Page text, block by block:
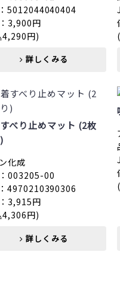
5012044040404
3,900円
4,290円)
詳しくみる
べり止めマット (2枚
化成
003205-00
4970210390306
3,915円
4,306円)
詳しくみる